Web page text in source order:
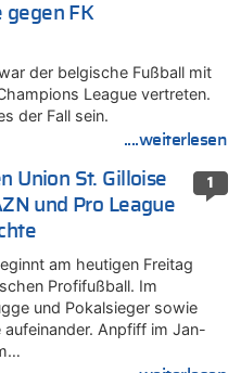
gegen FK
der belgische Fußball mit
League vertreten.
der Fall sein.
....weiterlesen
1
Union St. Gilloise
und Pro League
am heutigen Freitag
Profifußball. Im
und Pokalsieger sowie
Anpfiff im Jan-